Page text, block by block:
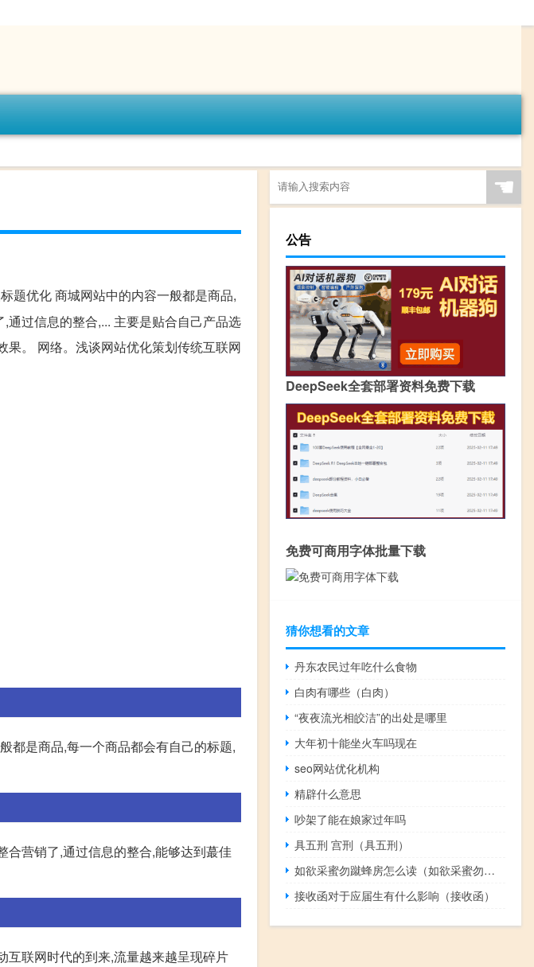
题优化 商城网站中的内容一般都是商品,
过信息的整合,... 主要是贴合自己产品选
。 网络。浅谈网站优化策划传统互联网
都是商品,每一个商品都会有自己的标题,
营销了,通过信息的整合,能够达到蕞佳
互联网时代的到来,流量越来越呈现碎片
☚
公告
DeepSeek全套部署资料免费下载
免费可商用字体批量下载
猜你想看的文章
丹东农民过年吃什么食物
白肉有哪些（白肉）
“夜夜流光相皎洁”的出处是哪里
大年初十能坐火车吗现在
seo网站优化机构
精辟什么意思
吵架了能在娘家过年吗
具五刑 宫刑（具五刑）
如欲采蜜勿蹴蜂房怎么读（如欲采蜜勿蹴蜂房）
接收函对于应届生有什么影响（接收函）